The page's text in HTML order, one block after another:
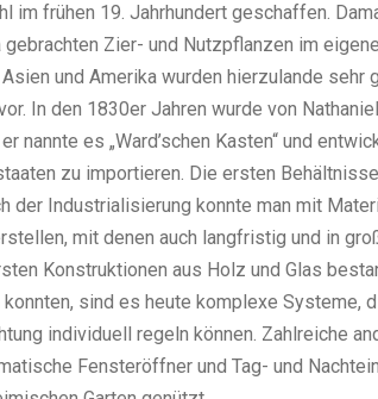
im frühen 19. Jahrhundert geschaffen.
Zier- und Nutzpflanzen im
und Amerika wurden hierzulande sehr
In den 1830er Jahren wurde von
nannte es „Ward’schen Kasten“ und
zu importieren. Die ersten
der Industrialisierung konnte man mit
mit denen auch langfristig und in
Konstruktionen aus Holz und Glas
sind es heute komplexe Systeme,
individuell regeln können. Zahlreiche
Fensteröffner und Tag- und